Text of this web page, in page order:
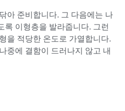
아 준비합니다. 그 다음에는 나
록 이형층을 발라줍니다. 그런
을 적당한 온도로 가열합니다.
중에 결함이 드러나지 않고 내